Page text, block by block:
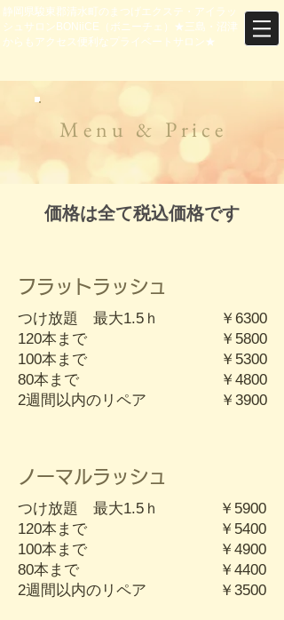
静岡県駿東郡清水町のまつげエクステ・アイラッ
シュサロンBONiiCE（ボニーチェ）★三島・沼津
からもアクセス便利なプライベートサロン★
Menu & Price
価格は全て税込価格です
フラットラッシュ
つけ放題 最大1.5ｈ
120本まで
100本まで
80本まで
​2週間以内のリペア
￥6300
￥5800
￥5300
￥4800
​￥3900
ノーマルラッシュ
つけ放題 最大1.5ｈ
120本まで
100本まで
80本まで
​2週間以内のリペア
￥5900
￥5400
￥4900
￥4400
​￥3500